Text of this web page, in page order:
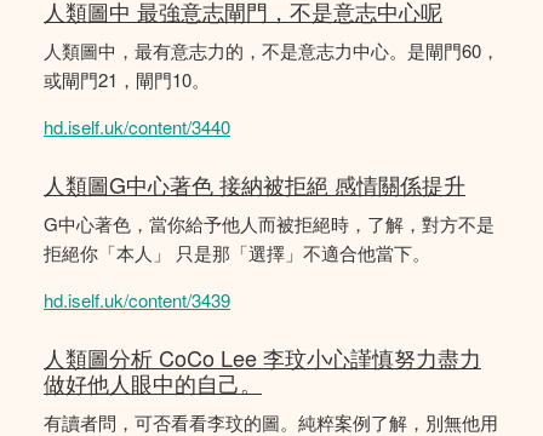
人類圖中 最強意志閘門，不是意志中心呢
人類圖中，最有意志力的，不是意志力中心。是閘門60，
或閘門21，閘門10。
hd.iself.uk/content/3440
人類圖G中心著色 接納被拒絕 感情關係提升
G中心著色，當你給予他人而被拒絕時，了解，對方不是
拒絕你「本人」 只是那「選擇」不適合他當下。
hd.iself.uk/content/3439
人類圖分析 CoCo Lee 李玟小心謹慎努力盡力
做好他人眼中的自己。
有讀者問，可否看看李玟的圖。純粹案例了解，別無他用